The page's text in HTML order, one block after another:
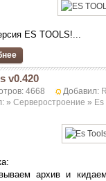
ES TOOLS!
v0.420
4668 Добавил:
» Серверостроение »
архив и